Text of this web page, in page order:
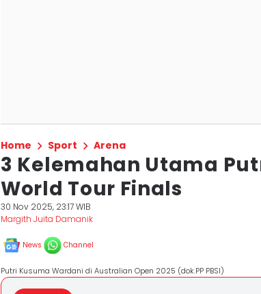
Home Sport Arena
3 Kelemahan Utama
World Tour Finals
30 Nov 2025, 23:17 WIB
Margith Juita Damanik
News Channel
Putri Kusuma Wardani di Australian Open 2025 (dok.PP PBSI)